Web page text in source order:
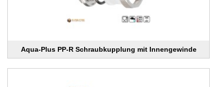
Aqua-Plus PP-R Schraubkupplung mit Innengewinde